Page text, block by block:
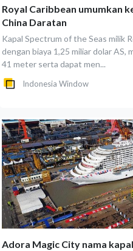
Royal Caribbean umumkan
China Daratan
Kapal Spectrum of the Seas milik
dengan biaya 1,25 miliar dolar AS,
41 meter serta dapat men...
Indonesia Window
Adora Magic City nama